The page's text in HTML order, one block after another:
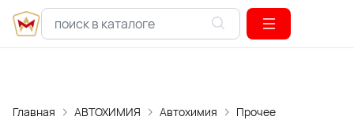
Главная АВТОХИМИЯ Автохимия Прочее